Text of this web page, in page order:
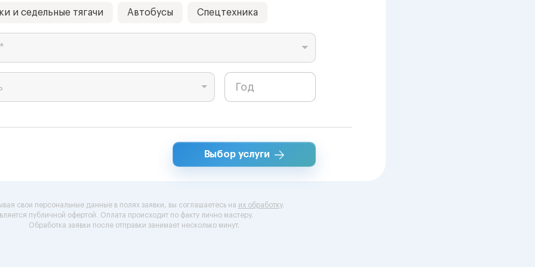
и седельные тягачи Автобусы Спецтехника
Выбор услуги
свои персональные данные в полях заявки, вы соглашаетесь на их обработку.
публичной офертой. Оплата происходит по факту лично мастеру.
Обработка заявки после отправки занимает несколько минут.